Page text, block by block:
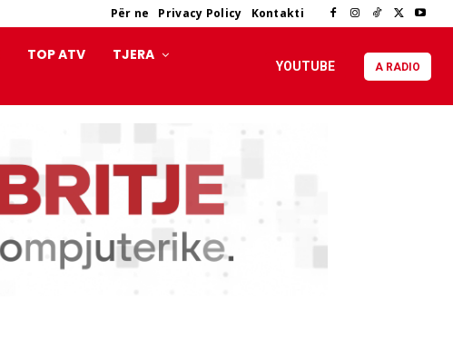
Për ne Privacy Policy Kontakti
TOP ATV TJERA
YOUTUBE A RADIO